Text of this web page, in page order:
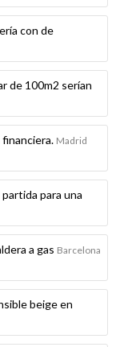
con de
de 100m2 serían
Madrid
para una
a gas Barcelona
beige en